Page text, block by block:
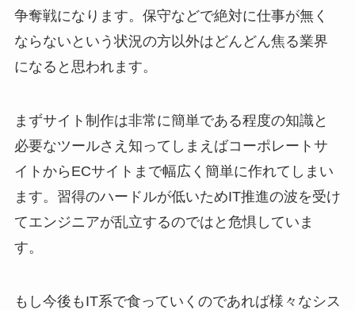
争奪戦になります。保守などで絶対に仕事が無く
ならないという状況の方以外はどんどん焦る業界
になると思われます。
まずサイト制作は非常に簡単である程度の知識と
必要なツールさえ知ってしまえばコーポレートサ
イトからECサイトまで幅広く簡単に作れてしまい
ます。習得のハードルが低いためIT推進の波を受け
てエンジニアが乱立するのではと危惧していま
す。
もし今後もIT系で食っていくのであれば様々なシス